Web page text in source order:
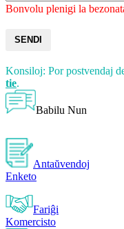
Bonvolu plenigi la
SENDI
Konsiloj: Por postvendaj
tie.
Babilu Nun
Antaŭvendoj
Enketo
Fariĝi
Komercisto